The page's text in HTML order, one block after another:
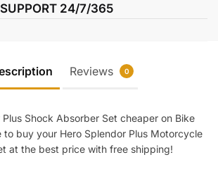
24/7/365
Reviews 0
Shock Absorber Set cheaper on Bike
to buy your Hero Splendor Plus Motorcycle
at the best price with free shipping!